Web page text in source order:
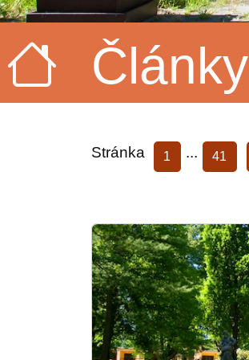
Články
Stránka 1 ... 41